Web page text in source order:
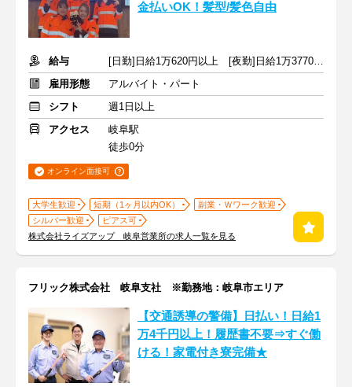
金払いOK！髪型/髪色自由
給与
[日勤]日給1万620円以上 [夜勤]日給1万3770円以上
雇用形態
アルバイト・パート
シフト
週1日以上
アクセス
岐阜駅
徒歩0分
オンライン面接可
大学生歓迎 短期（1ヶ月以内OK）
副業・Ｗワーク歓迎
シルバー歓迎
ピアス可
株式会社ライズアップ 岐阜営業所の求人一覧を見る
フリック株式会社 岐阜支社 ※勤務地：岐阜市エリア
【交通誘導の警備】日払い！日給1
万4千円以上！履歴書不要⇒すぐ働
ける！家電付き寮完備★